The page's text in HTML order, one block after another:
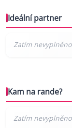
Ideální partner
Kam na rande?